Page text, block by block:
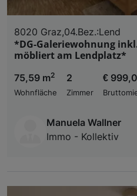
8020 Graz,04.Bez.:Lend
*DG-Galeriewohnung
möbliert am Lendplatz*
75,59 m2
Wohnfläche
2
Zimmer
€
Manuela Wallner
Immo - Kollektiv